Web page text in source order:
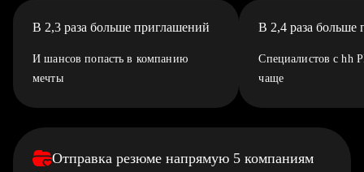
В 2,3 раза больше приглашений
И шансов попасть в компанию
мечты
В 2,4 раза больше
Специалистов с hh
чаще
Отправка резюме напрямую 5 компаниям